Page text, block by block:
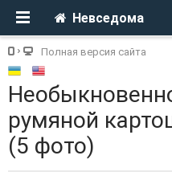
Невседома
Полная версия сайта
румяной
(5 фото)